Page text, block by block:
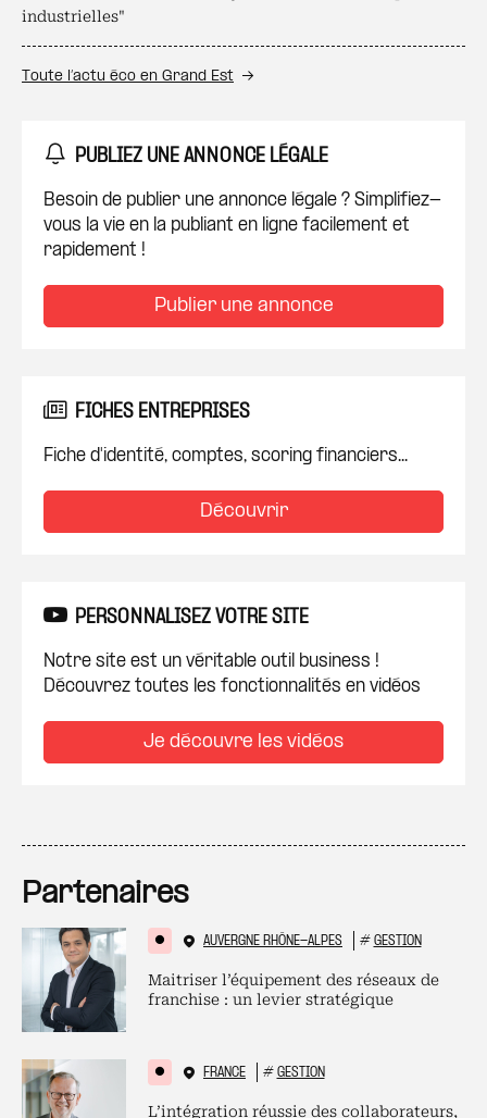
industrielles"
Toute l’actu éco en Grand Est
PUBLIEZ UNE ANNONCE LÉGALE
Besoin de publier une annonce légale ? Simplifiez-
vous la vie en la publiant en ligne facilement et
rapidement !
Publier une annonce
FICHES ENTREPRISES
Fiche d'identité, comptes, scoring financiers...
Découvrir
PERSONNALISEZ VOTRE SITE
Notre site est un véritable outil business !
Découvrez toutes les fonctionnalités en vidéos
Je découvre les vidéos
Partenaires
AUVERGNE RHÔNE-ALPES # GESTION
Maitriser l’équipement des réseaux de
franchise : un levier stratégique
FRANCE # GESTION
L’intégration réussie des collaborateurs,